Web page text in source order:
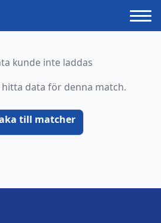
kunde inte laddas
data för denna match.
till matcher